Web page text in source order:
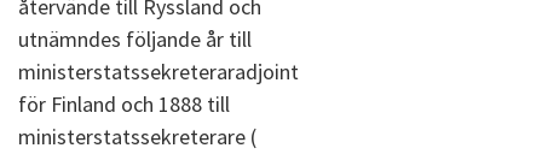
återvände till Ryssland och
utnämndes följande år till
ministerstatssekreteraradjoint
för Finland och 1888 till
ministerstatssekreterare (